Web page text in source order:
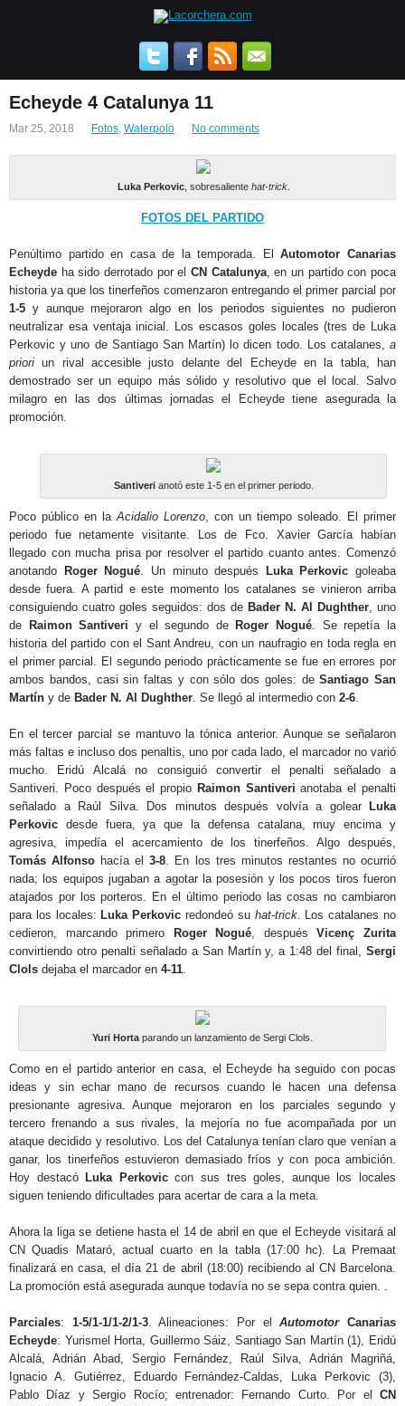
Echeyde 4 Catalunya 11
Mar 25, 2018 Fotos, Waterpolo No comments
Luka Perkovic, sobresaliente hat-trick.
FOTOS DEL PARTIDO
Penúltimo partido en casa de la temporada. ElAutomotor Canarias
Echeyde ha sido derrotado por el CN Catalunya, en un partido con poca
historia ya que los tinerfeños comenzaron entregando el primer parcial por
1-5 y aunque mejoraron algo en los periodos siguientes no pudieron
neutralizar esa ventaja inicial. Los escasos goles locales (tres de Luka
Perkovic y uno de Santiago San Martín) lo dicen todo. Los catalanes, a
priori un rival accesible justo delante del Echeyde en la tabla, han
demostrado ser un equipo más sólido y resolutivo que el local. Salvo
milagro en las dos últimas jornadas el Echeyde tiene asegurada la
promoción.
Santiverianotó este 1-5 en el primer periodo.
Poco público en laAcidalio Lorenzo, con un tiempo soleado. El primer
periodo fue netamente visitante. Los de Fco. Xavier García habían
llegado con mucha prisa por resolver el partido cuanto antes. Comenzó
anotando
Roger Nogué. Un minuto después Luka Perkovic goleaba
desde fuera. A partid e este momento los catalanes se vinieron arriba
consiguiendo cuatro goles seguidos: dos de Bader N. Al Dughther, uno
de
Raimon Santiveri y el segundo de Roger Nogué. Se repetía la
historia del partido con el Sant Andreu, con un naufragio en toda regla en
el primer parcial. El segundo periodo prácticamente se fue en errores por
ambos bandos, casi sin faltas y con sólo dos goles: deSantiago San
Martín y de Bader N. Al Dughther. Se llegó al intermedio con 2-6.
En el tercer parcial se mantuvo la tónica anterior. Aunque se señalaron
más faltas e incluso dos penaltis, uno por cada lado, el marcador no varió
mucho. Eridú Alcalá no consiguió convertir el penalti señalado a
Santiveri. Poco después el propio Raimon Santiveri anotaba el penalti
señalado a Raúl Silva. Dos minutos después volvía a golear
Luka
Perkovic desde fuera, ya que la defensa catalana, muy encima y
agresiva, impedía el acercamiento de los tinerfeños. Algo después,
Tomás Alfonso hacía el3-8. En los tres minutos restantes no ocurrió
nada; los equipos jugaban a agotar la posesión y los pocos tiros fueron
atajados por los porteros. En el último periodo las cosas no cambiaron
para los locales: Luka Perkovic redondeó su hat-trick. Los catalanes no
cedieron, marcando primero
Roger Nogué, despuésVicenç Zurita
convirtiendo otro penalti señalado a San Martín y, a 1:48 del final, Sergi
Clols dejaba el marcador en 4-11.
Yuri Hortaparando un lanzamiento de Sergi Clols.
Como en el partido anterior en casa, el Echeyde ha seguido con pocas
ideas y sin echar mano de recursos cuando le hacen una defensa
presionante agresiva. Aunque mejoraron en los parciales segundo y
tercero frenando a sus rivales, la mejoría no fue acompañada por un
ataque decidido y resolutivo. Los del Catalunya tenían claro que venían a
ganar, los tinerfeños estuvieron demasiado fríos y con poca ambición.
Hoy destacó Luka Perkoviccon sus tres goles, aunque los locales
siguen teniendo dificultades para acertar de cara a la meta.
Ahora la liga se detiene hasta el 14 de abril en que el Echeyde visitará al
CN Quadis Mataró, actual cuarto en la tabla (17:00 hc). La Premaat
finalizará en casa, el día 21 de abril (18:00) recibiendo al CN Barcelona.
La promoción está asegurada aunque todavía no se sepa contra quien. .
Parciales: 1-5/1-1/1-2/1-3. Alineaciones: Por elAutomotorCanarias
Echeyde: Yurismel Horta, Guillermo Sáiz, Santiago San Martín (1), Eridú
Alcalá, Adrián Abad, Sergio Fernández, Raúl Silva, Adrián Magriñá,
Ignacio A. Gutiérrez, Eduardo Fernández-Caldas, Luka Perkovic (3),
Pablo Díaz y Sergio Rocío; entrenador: Fernando Curto. Por el CN